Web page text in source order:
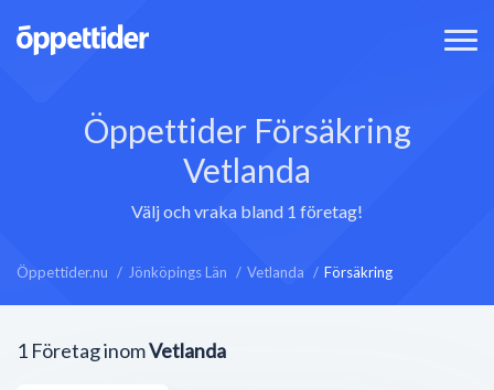
Öppettider Försäkring
Vetlanda
Välj och vraka bland 1 företag!
Öppettider.nu Jönköpings Län Vetlanda Försäkring
1 Företag inomVetlanda